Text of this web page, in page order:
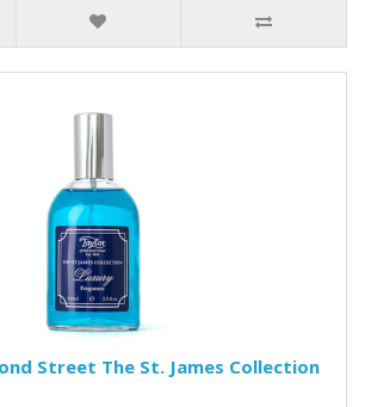
Street The St. James Collection